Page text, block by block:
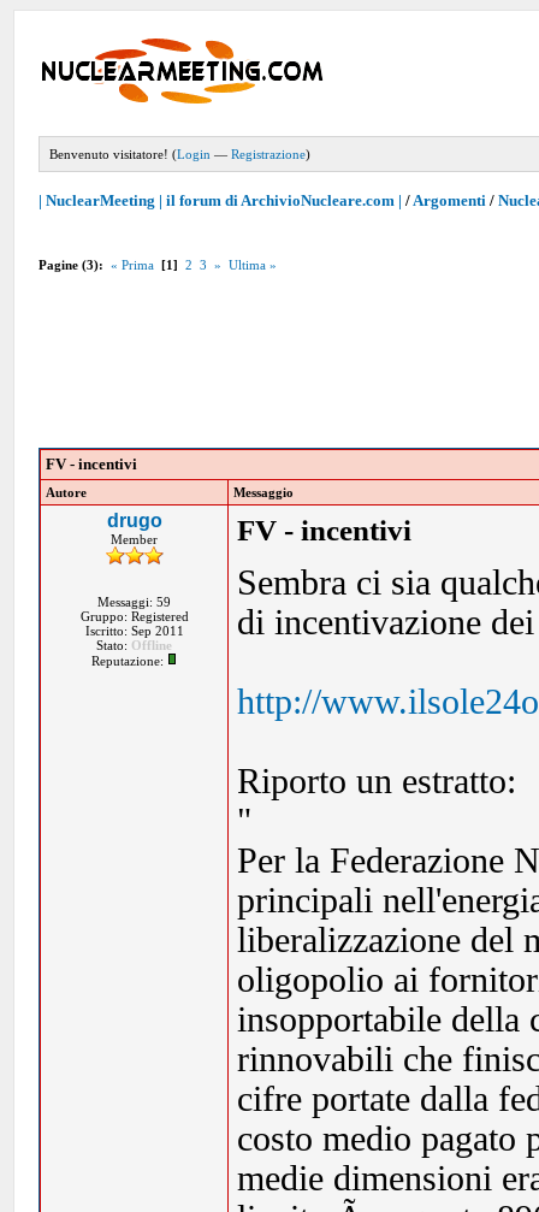
Benvenuto visitatore! (Login —Registrazione)
| NuclearMeeting | il forum di ArchivioNucleare.com | /Argomenti /
Pagine (3): « Prima [1] 2 3 » Ultima »
FV - incentivi
Autore Messaggio
drugo
Member
Messaggi: 59
Gruppo: Registered
Iscritto: Sep 2011
Stato: Offline
Reputazione:
FV - incentivi
Sembra ci sia
di incentivazione
http://
Riporto un estratto:
"
Per la Federazione
principali
liberalizzazione del
oligopolio ai
insopportabile della
rinnovabili che
cifre portate dalla
costo medio pagato
medie dimensioni